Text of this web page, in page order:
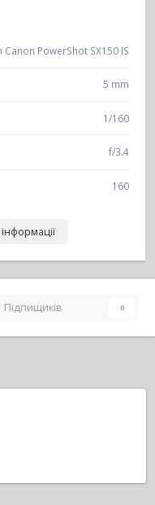
Canon PowerShot SX150 IS
5 mm
1/160
f/3.4
160
Підпищиків 0